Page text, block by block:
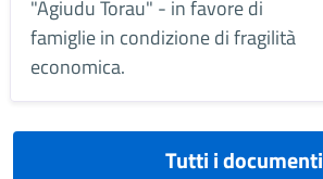
"Agiudu Torau" - in favore di
famiglie in condizione di fragilità
economica.
Tutti i documenti